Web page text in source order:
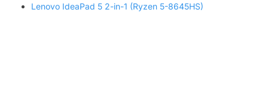
Lenovo IdeaPad 5 2-in-1 (Ryzen 5-8645HS)